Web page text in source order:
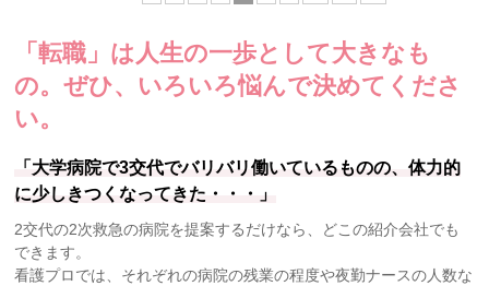
「転職」は人生の一歩として大きなも
の。ぜひ、いろいろ悩んで決めてくださ
い。
「大学病院で3交代でバリバリ働いているものの、体力的
に少しきつくなってきた・・・」
2交代の2次救急の病院を提案するだけなら、どこの紹介会社でも
できます。
看護プロでは、それぞれの病院の残業の程度や夜勤ナースの人数な